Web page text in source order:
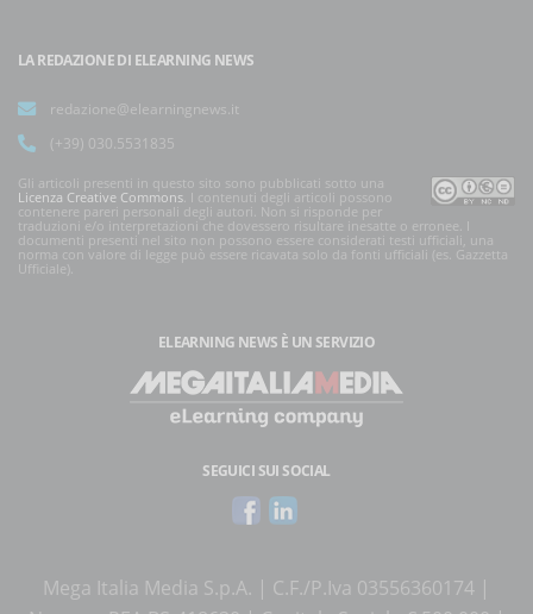
LA REDAZIONE DI ELEARNING NEWS
redazione@elearningnews.it
(+39) 030.5531835
Gli articoli presenti in questo sito sono pubblicati sotto una
Licenza Creative Commons . I contenuti degli articoli possono
contenere pareri personali degli autori. Non si risponde per
traduzioni e/o interpretazioni che dovessero risultare inesatte o erronee. I
documenti presenti nel sito non possono essere considerati testi ufficiali, una
norma con valore di legge può essere ricavata solo da fonti ufficiali (es. Gazzetta
Ufficiale).
ELEARNING NEWS È UN SERVIZIO
SEGUICI SUI SOCIAL
Mega Italia Media S.p.A. | C.F./P.Iva 03556360174 |